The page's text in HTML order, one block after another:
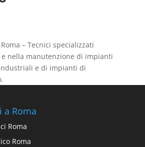
– Tecnici specializzati
e nella manutenzione di impianti
e di impianti di
a Roma
Roma
Roma